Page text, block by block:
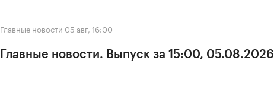
Главные новости 05 авг, 16:00
Главные новости. Выпуск за 15:00, 05.08.2026